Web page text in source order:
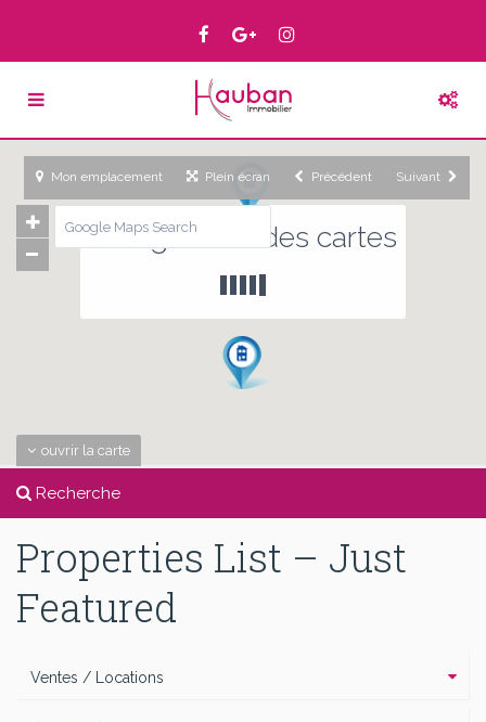
Chargement des cartes
ouvrir la carte
Mon emplacement Plein écran Précédent Suivant
Recherche
Properties List – Just
Featured
Ventes / Locations